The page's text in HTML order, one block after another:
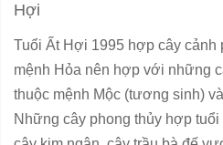
Hợi
Tuổi Ất Hợi 1995 hợp cây cảnh
mệnh Hỏa nên hợp với những
thuộc mệnh Mộc (tương sinh)
Những cây phong thủy hợp